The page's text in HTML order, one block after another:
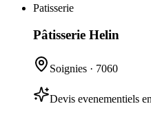
Patisserie
Pâtisserie Helin
Soignies · 7060
Devis evenementiels